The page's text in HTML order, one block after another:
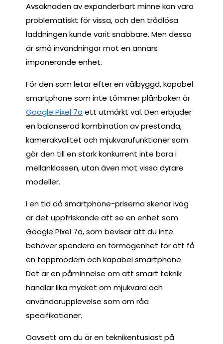
Avsaknaden av expanderbart minne kan vara
problematiskt för vissa, och den trådlösa
laddningen kunde varit snabbare. Men dessa
är små invändningar mot en annars
imponerande enhet.
För den som letar efter en välbyggd, kapabel
smartphone som inte tömmer plånboken är
Google Pixel 7a ett utmärkt val. Den erbjuder
en balanserad kombination av prestanda,
kamerakvalitet och mjukvarufunktioner som
gör den till en stark konkurrent inte bara i
mellanklassen, utan även mot vissa dyrare
modeller.
I en tid då smartphone-priserna skenar iväg
är det uppfriskande att se en enhet som
Google Pixel 7a, som bevisar att du inte
behöver spendera en förmögenhet för att få
en toppmodern och kapabel smartphone.
Det är en påminnelse om att smart teknik
handlar lika mycket om mjukvara och
användarupplevelse som om råa
specifikationer.
Oavsett om du är en teknikentusiast på